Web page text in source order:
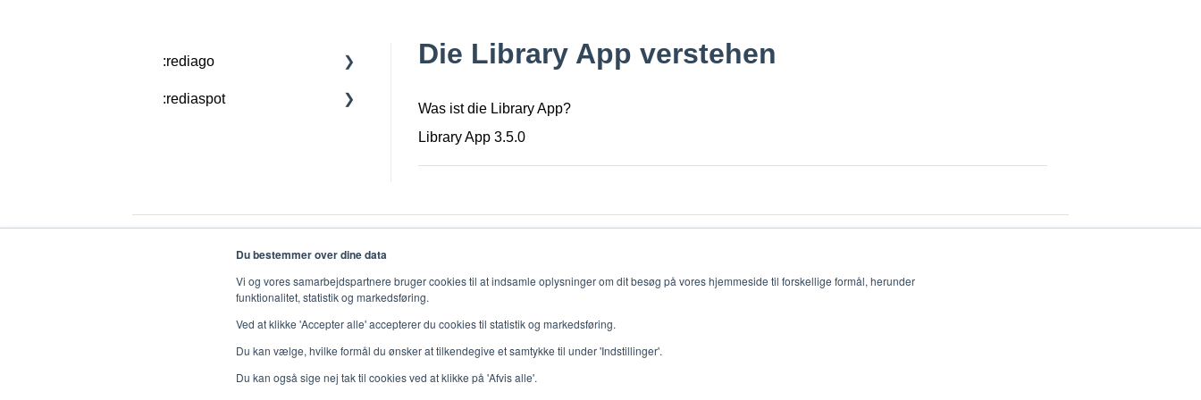
Du bestemmer over dine data
Vi og vores samarbejdspartnere bruger cookies til at indsamle oplysninger om dit besøg på vores hjemmeside til forskellige formål, herunder
funktionalitet, statistik og markedsføring.
Ved at klikke 'Accepter alle' accepterer du cookies til statistik og markedsføring.
Du kan vælge, hvilke formål du ønsker at tilkendegive et samtykke til under 'Indstillinger'.
Du kan også sige nej tak til cookies ved at klikke på 'Afvis alle'.
Die Library App verstehen
Was ist die Library App?
Library App 3.5.0
:rediago
Die Library App verstehen
:rediaspot
Kontakt Redia support tlf.: +45 70201130